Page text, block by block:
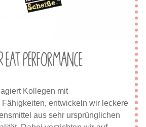
eat Performance
Kollegen mit
entwickeln wir leckere
aus sehr ursprünglichen